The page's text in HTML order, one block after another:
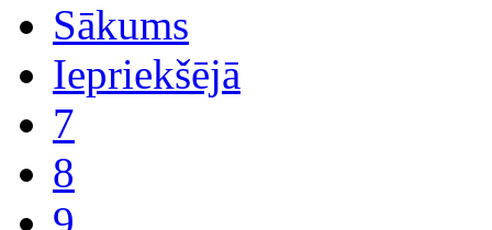
Sākums
Iepriekšējā
7
8